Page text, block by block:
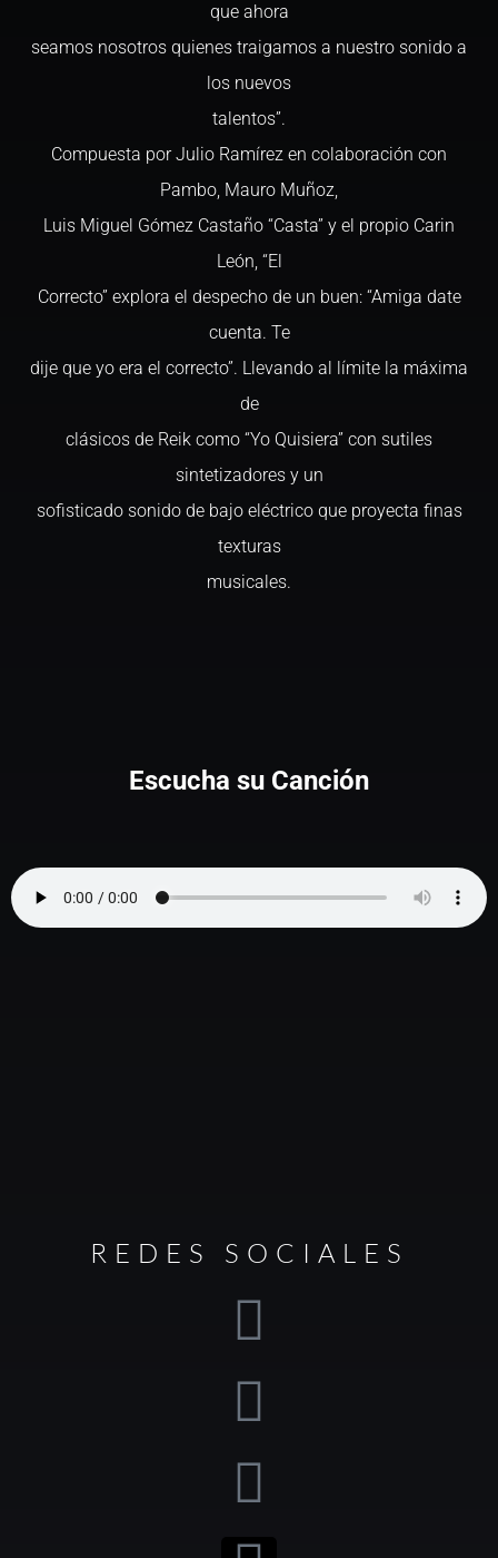
que ahora
seamos nosotros quienes traigamos a nuestro sonido a
los nuevos
talentos”.
Compuesta por Julio Ramírez en colaboración con
Pambo, Mauro Muñoz,
Luis Miguel Gómez Castaño “Casta” y el propio Carin
León, “El
Correcto” explora el despecho de un buen: “Amiga date
cuenta. Te
dije que yo era el correcto”. Llevando al límite la máxima
de
clásicos de Reik como “Yo Quisiera” con sutiles
sintetizadores y un
sofisticado sonido de bajo eléctrico que proyecta finas
texturas
musicales.
Escucha su Canción
REDES SOCIALES